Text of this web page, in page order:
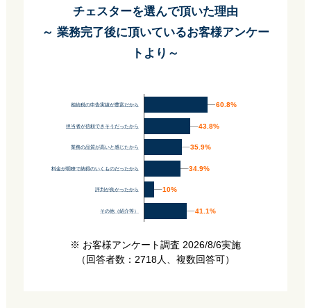
チェスターを選んで頂いた理由
～ 業務完了後に頂いているお客様アンケー
トより～
相続税の申告実績が豊富だから
担当者が信頼できそうだったから
業務の品質が高いと感じたから
料金が明瞭で納得のいくものだったから
評判が良かったから
その他（紹介等）
60.8%
60.8%
43.8%
43.8%
35.9%
35.9%
34.9%
34.9%
10%
10%
41.1%
41.1%
※ お客様アンケート調査 2026/8/6実施
（回答者数：2718人、複数回答可）